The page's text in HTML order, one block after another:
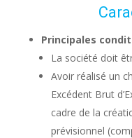
Principales
La société doit
Avoir réalisé un
Excédent Brut
cadre de la
prévisionnel